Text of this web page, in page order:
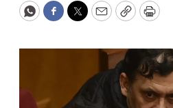
WhatsApp
Facebook
Twitter
EmailCopyPrint